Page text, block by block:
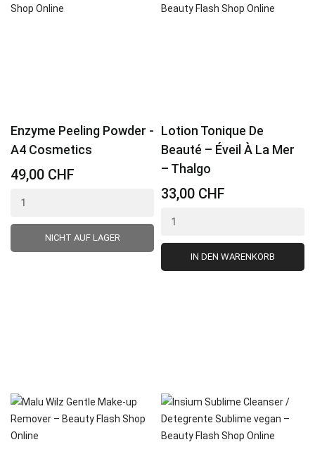
Enzyme Peeling Powder -
A4 Cosmetics
49,00 CHF
NICHT AUF LAGER
Lotion Tonique De
Beauté – Éveil À La Mer
– Thalgo
33,00 CHF
IN DEN WARENKORB